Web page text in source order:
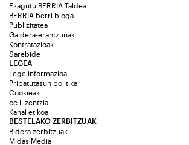
Ezagutu BERRIA Taldea
BERRIA berri bloga
Publizitatea
Galdera-erantzunak
Kontratazioak
Sarebide
LEGEA
Lege informazioa
Pribatutasun politika
Cookieak
cc Lizentzia
Kanal etikoa
BESTELAKO ZERBITZUAK
Bidera zerbitzuak
Midas Media